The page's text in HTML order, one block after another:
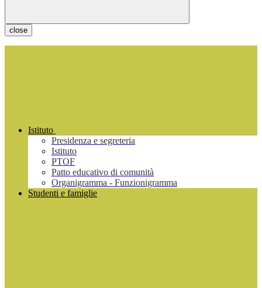
close
Istituto
Presidenza e segreteria
Istituto
PTOF
Patto educativo di comunità
Organigramma - Funzionigramma
Studenti e famiglie